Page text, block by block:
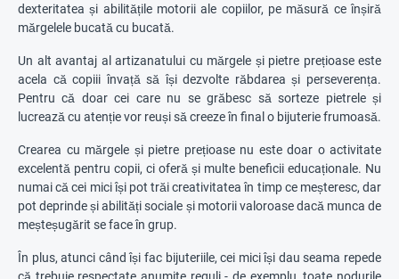
dexteritatea și abilitățile motorii ale copiilor, pe măsură ce înșiră
mărgelele bucată cu bucată.
Un alt avantaj al artizanatului cu mărgele și pietre prețioase este
acela că copiii învață să își dezvolte răbdarea și perseverența.
Pentru că doar cei care nu se grăbesc să sorteze pietrele și
lucrează cu atenție vor reuși să creeze în final o bijuterie frumoasă.
Crearea cu mărgele și pietre prețioase nu este doar o activitate
excelentă pentru copii, ci oferă și multe beneficii educaționale. Nu
numai că cei mici își pot trăi creativitatea în timp ce meșteresc, dar
pot deprinde și abilități sociale și motorii valoroase dacă munca de
meșteșugărit se face în grup.
În plus, atunci când își fac bijuteriile, cei mici își dau seama repede